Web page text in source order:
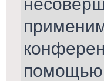
помощью